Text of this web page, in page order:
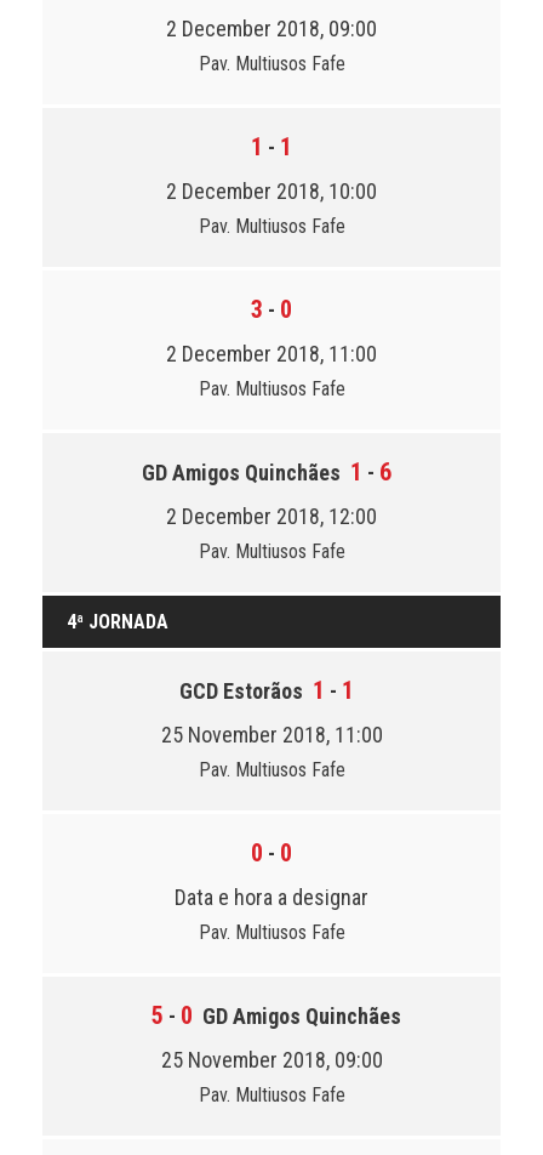
2 December 2018, 09:00
Pav. Multiusos Fafe
1 - 1
2 December 2018, 10:00
Pav. Multiusos Fafe
3 - 0
2 December 2018, 11:00
Pav. Multiusos Fafe
GD Amigos Quinchães 1 - 6
2 December 2018, 12:00
Pav. Multiusos Fafe
4ª JORNADA
GCD Estorãos 1 - 1
25 November 2018, 11:00
Pav. Multiusos Fafe
0 - 0
Data e hora a designar
Pav. Multiusos Fafe
5 - 0 GD Amigos Quinchães
25 November 2018, 09:00
Pav. Multiusos Fafe